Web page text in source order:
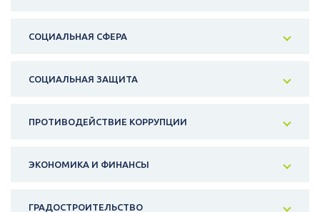
СОЦИАЛЬНАЯ СФЕРА
СОЦИАЛЬНАЯ ЗАЩИТА
ПРОТИВОДЕЙСТВИЕ КОРРУПЦИИ
ЭКОНОМИКА И ФИНАНСЫ
ГРАДОСТРОИТЕЛЬСТВО